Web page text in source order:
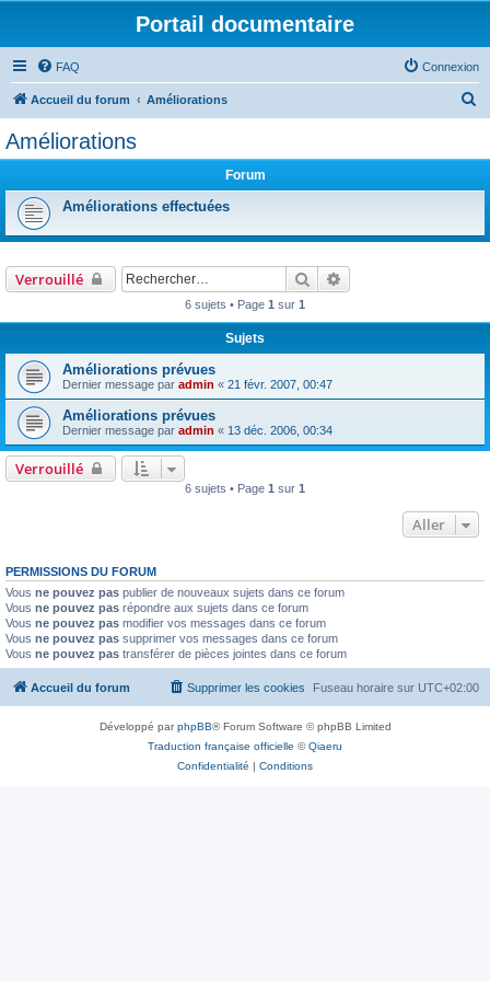
Portail documentaire
FAQ Connexion
Accueil du forum Améliorations
Améliorations
Forum
Améliorations effectuées
Verrouillé Rechercher
6 sujets • Page 1 sur 1
Sujets
Améliorations prévues
Dernier message par admin « 21 févr. 2007, 00:47
Améliorations prévues
Dernier message par admin « 13 déc. 2006, 00:34
Verrouillé
6 sujets • Page 1 sur 1
Aller
PERMISSIONS DU FORUM
Vous ne pouvez pas publier de nouveaux sujets dans ce forum
Vous ne pouvez pas répondre aux sujets dans ce forum
Vous ne pouvez pas modifier vos messages dans ce forum
Vous ne pouvez pas supprimer vos messages dans ce forum
Vous ne pouvez pas transférer de pièces jointes dans ce forum
Accueil du forum Fuseau horaire sur UTC+02:00
Supprimer les cookies
Développé parphpBB® Forum Software © phpBB Limited
Traduction française officielle ©Qiaeru
Confidentialité | Conditions